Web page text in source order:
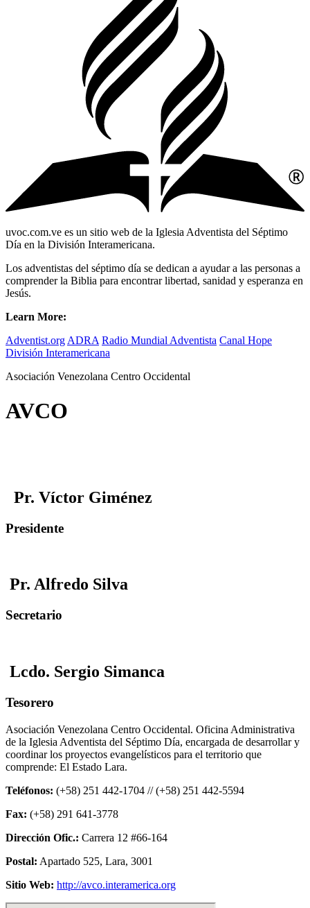
uvoc.com.ve es un sitio web de la Iglesia Adventista del Séptimo
Día en la División Interamericana.
Los adventistas del séptimo día se dedican a ayudar a las personas a
comprender la Biblia para encontrar libertad, sanidad y esperanza en
Jesús.
Learn More:
Adventist.org ADRA Radio Mundial Adventista Canal Hope
División Interamericana
Asociación Venezolana Centro Occidental
AVCO
Pr. Víctor Giménez
Presidente
Pr. Alfredo Silva
Secretario
Lcdo. Sergio Simanca
Tesorero
Asociación Venezolana Centro Occidental. Oficina Administrativa
de la Iglesia Adventista del Séptimo Día, encargada de desarrollar y
coordinar los proyectos evangelísticos para el territorio que
comprende: El Estado Lara.
Teléfonos: (+58) 251 442-1704 // (+58) 251 442-5594
Fax: (+58) 291 641-3778
Dirección Ofic.: Carrera 12 #66-164
Postal: Apartado 525, Lara, 3001
Sitio Web: http://avco.interamerica.org